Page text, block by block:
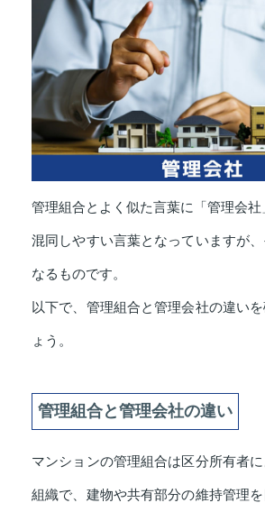
管理組合とよく似た言葉に「管理会社
混同しやすい言葉となっていますが
なるものです。
以下で、管理組合と管理会社の違い
ょう。
管理組合と管理会社の違い
マンションの管理組合は区分所有者
組織で、建物や共有部分の維持管理